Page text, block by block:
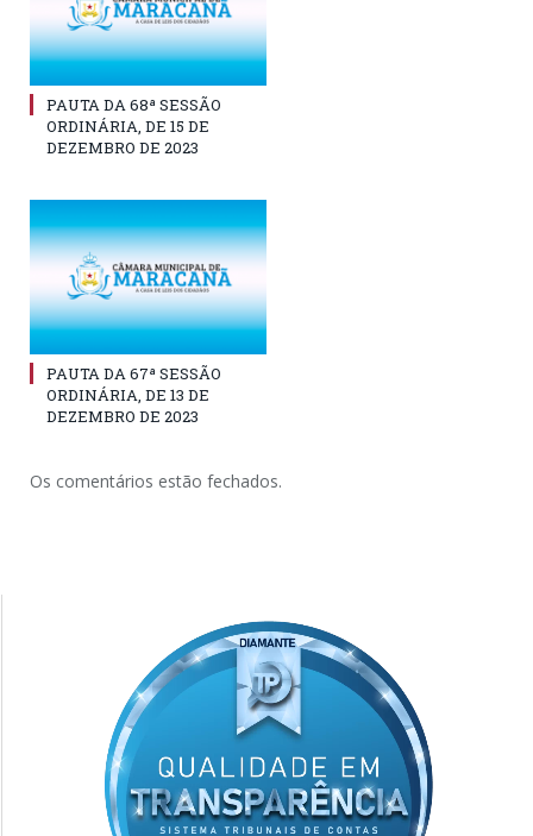
PAUTA DA 68ª SESSÃO
ORDINÁRIA, DE 15 DE
DEZEMBRO DE 2023
PAUTA DA 67ª SESSÃO
ORDINÁRIA, DE 13 DE
DEZEMBRO DE 2023
Os comentários estão fechados.